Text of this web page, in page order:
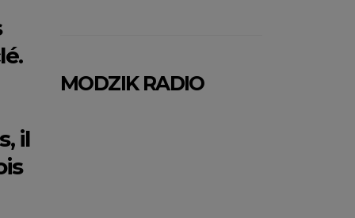
il
MODZIK RADIO